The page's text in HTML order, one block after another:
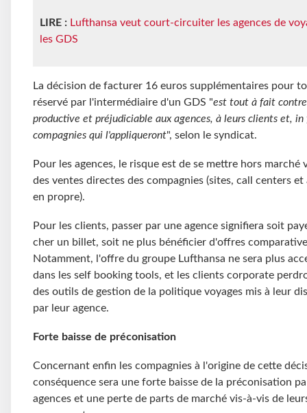
LIRE : Lufthansa veut court-circuiter les agences de
les GDS
La décision de facturer 16 euros supplémentaires pour
réservé par l'intermédiaire d'un GDS "est tout à fait
productive et préjudiciable aux agences, à leurs clients et, in
compagnies qui l'appliqueront", selon le syndicat.
Pour les agences, le risque est de se mettre hors marché
des ventes directes des compagnies (sites, call centers et
en propre).
Pour les clients, passer par une agence signifiera soit
cher un billet, soit ne plus bénéficier d'offres
Notamment, l'offre du groupe Lufthansa ne sera plus
dans les self booking tools, et les clients corporate
des outils de gestion de la politique voyages mis à leur
par leur agence.
Forte baisse de préconisation
Concernant enfin les compagnies à l'origine de cette
conséquence sera une forte baisse de la préconisation
agences et une perte de parts de marché vis-à-vis de